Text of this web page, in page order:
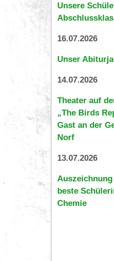
Unsere
16.07.2026
Unser
14.07.2026
Theater auf
„The Birds
Gast an der
Norf
13.07.2026
beste
Chemie